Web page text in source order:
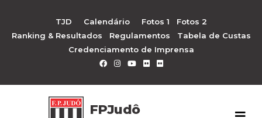
TJD Calendário Fotos 1
Fotos 2
Ranking & Resultados
Regulamentos
Tabela de Custas
Credenciamento de Imprensa
FPJudô